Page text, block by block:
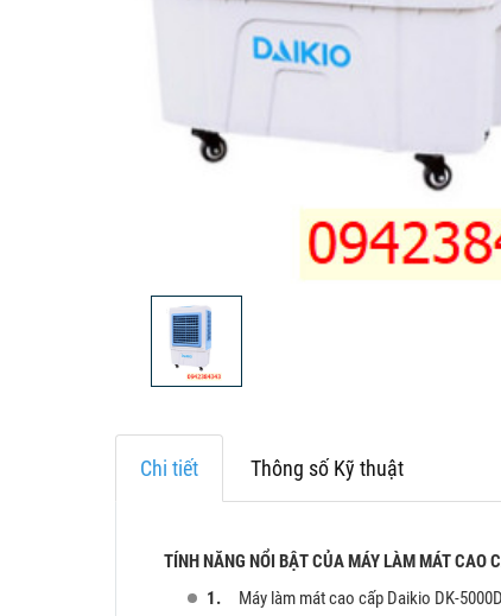
Chi tiết Thông số Kỹ thuật
TÍNH NĂNG NỔI BẬT CỦA MÁY LÀM MÁT CAO
1.
Máy làm mát cao cấp Daikio DK-